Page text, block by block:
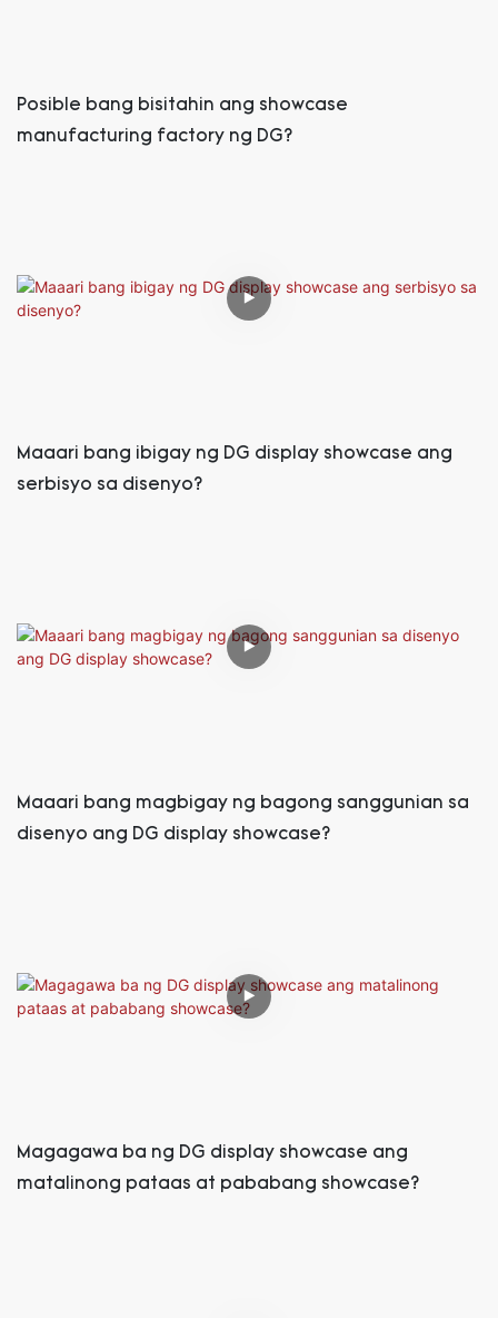
Posible bang bisitahin ang showcase
manufacturing factory ng DG?
Maaari bang ibigay ng DG display showcase ang
serbisyo sa disenyo?
Maaari bang magbigay ng bagong sanggunian sa
disenyo ang DG display showcase?
Magagawa ba ng DG display showcase ang
matalinong pataas at pababang showcase?